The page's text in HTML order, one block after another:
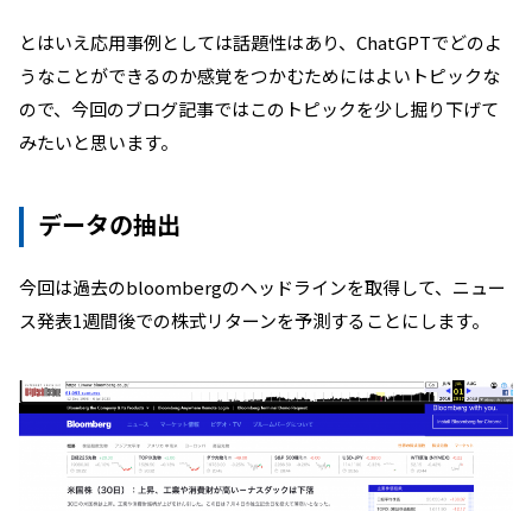
とはいえ応用事例としては話題性はあり、 ChatGPTでどのよ
うなことができるのか感覚をつかむためにはよいトピックな
ので、今回のブログ記事ではこのトピックを少し掘り下げて
みたいと思います。
データの抽出
今回は過去のbloombergのヘッドラインを取得して、ニュー
ス発表1週間後での株式リターンを予測することにします。